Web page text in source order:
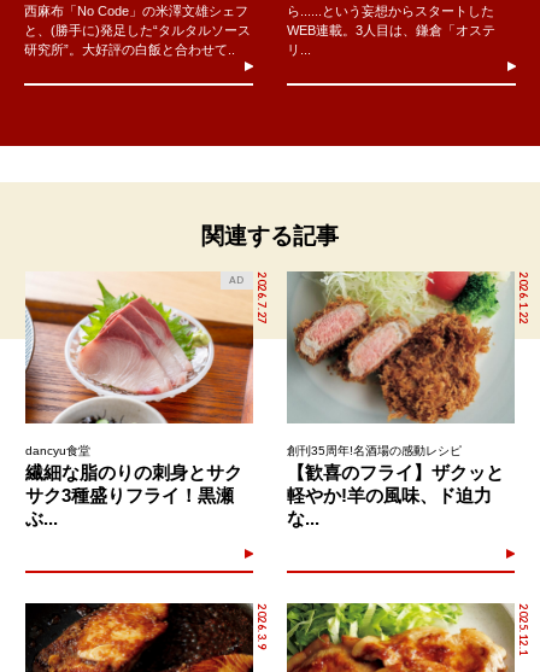
西麻布「No Code」の米澤文雄シェフ
と、(勝手に)発足した“タルタルソース
研究所”。大好評の白飯と合わせて..
ら......という妄想からスタートした
WEB連載。3人目は、鎌倉「オステ
リ...
関連する記事
2026.7.27
AD
dancyu食堂
繊細な脂のりの刺身とサク
サク3種盛りフライ！黒瀬
ぶ...
2026.1.22
創刊35周年!名酒場の感動レシピ
【歓喜のフライ】ザクッと
軽やか!羊の風味、ド迫力
な...
2026.3.9 2025.12.1